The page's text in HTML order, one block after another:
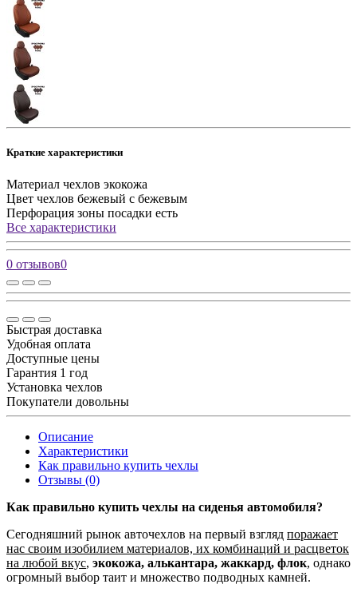
Краткие характеристики
Материал чехлов экокожа
Цвет чехлов бежевый с бежевым
Перфорация зоны посадки есть
Все характеристики
0 отзывов0
Быстрая доставка
Удобная оплата
Доступные цены
Гарантия 1 год
Установка чехлов
Покупатели довольны
Описание
Характеристики
Как правильно купить чехлы
Отзывы (0)
Как правильно купить чехлы на сиденья автомобиля?
Сегодняшний рынок авточехлов на первый взгляд поражает
нас своим изобилием материалов, их комбинаций и расцветок
на любой вкус, экокожа, алькантара, жаккард, флок, однако
огромный выбор таит и множество подводных камней.